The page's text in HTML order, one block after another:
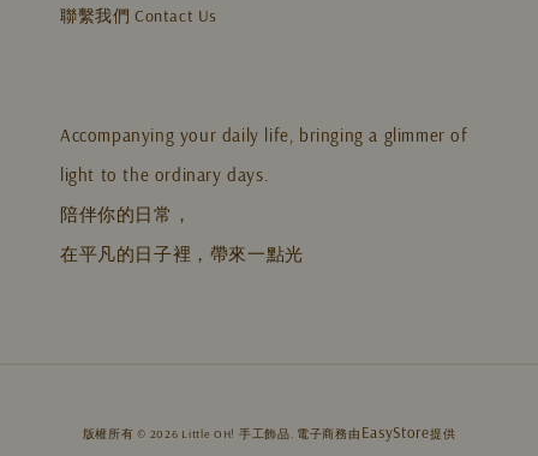
聯繫我們 Contact Us
Accompanying your daily life, bringing a glimmer of
light to the ordinary days.
陪伴你的日常，
在平凡的日子裡，帶來一點光
版權所有 © 2026 Little OH! 手工飾品. 電子商務由 EasyStore提供